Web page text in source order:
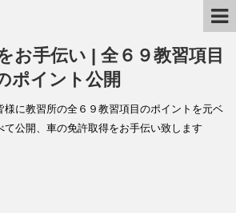
お手伝い | 全６９教習項目
ポイント公開
様に教習所の全６９教習項目のポイントを元ベ
て公開、車の免許取得をお手伝い致します